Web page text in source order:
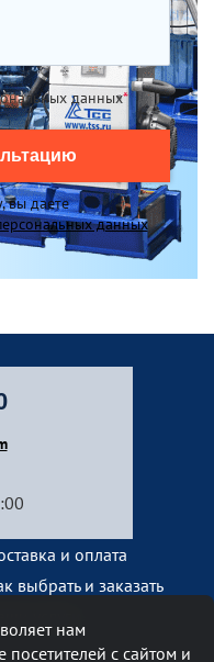
данных*
вы даете
данных
и оплата
выбрать и заказать
нам
посетителей с сайтом и